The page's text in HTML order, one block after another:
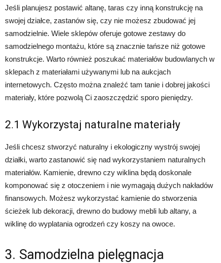
Jeśli planujesz postawić altanę, taras czy inną konstrukcję na
swojej działce, zastanów się, czy nie możesz zbudować jej
samodzielnie. Wiele sklepów oferuje gotowe zestawy do
samodzielnego montażu, które są znacznie tańsze niż gotowe
konstrukcje. Warto również poszukać materiałów budowlanych w
sklepach z materiałami używanymi lub na aukcjach
internetowych. Często można znaleźć tam tanie i dobrej jakości
materiały, które pozwolą Ci zaoszczędzić sporo pieniędzy.
2.1 Wykorzystaj naturalne materiały
Jeśli chcesz stworzyć naturalny i ekologiczny wystrój swojej
działki, warto zastanowić się nad wykorzystaniem naturalnych
materiałów. Kamienie, drewno czy wiklina będą doskonale
komponować się z otoczeniem i nie wymagają dużych nakładów
finansowych. Możesz wykorzystać kamienie do stworzenia
ścieżek lub dekoracji, drewno do budowy mebli lub altany, a
wiklinę do wyplatania ogrodzeń czy koszy na owoce.
3. Samodzielna pielęgnacja